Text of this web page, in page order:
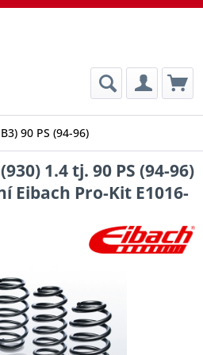
90 PS (94-96)
1.4 tj. 90 PS (94-96)
Eibach Pro-Kit E1016-